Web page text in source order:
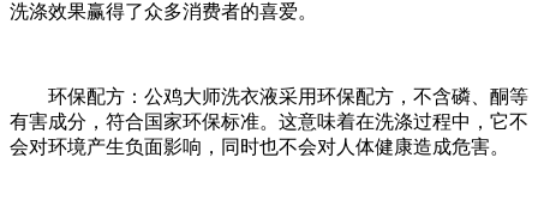
洗涤效果赢得了众多消费者的喜爱。
环保配方：公鸡大师洗衣液采用环保配方，不含磷、酮等
有害成分，符合国家环保标准。这意味着在洗涤过程中，它不
会对环境产生负面影响，同时也不会对人体健康造成危害。